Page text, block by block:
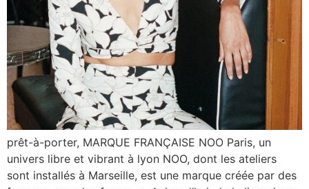
prêt-à-porter, MARQUE FRANÇAISE NOO Paris, un
univers libre et vibrant à lyon NOO, dont les ateliers
sont installés à Marseille, est une marque créée par des